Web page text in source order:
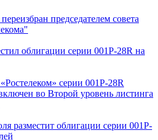
в 1 полугодии 2026 г. по РСБУ
и составила 238.71 млрд руб.
2026 г. равен -9.58 млрд
председателем совета
облигации серии 001P-28R на
серии 001P-28R
во Второй уровень листинга